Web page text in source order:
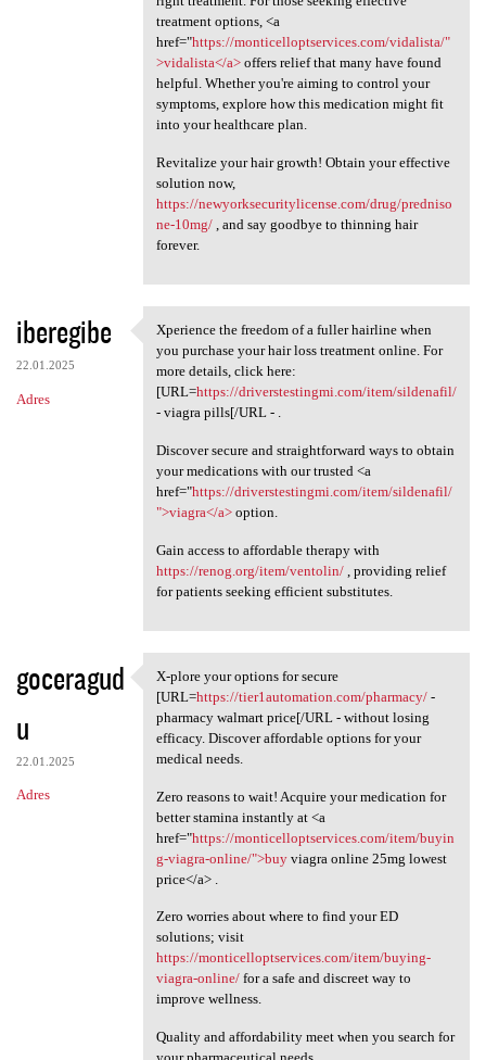
treatment options, <a
href="https://monticelloptservices.com/vidalista/"
>vidalista</a>offers relief that many have found
helpful. Whether you're aiming to control your
symptoms, explore how this medication might fit
into your healthcare plan.
Revitalize your hair growth! Obtain your effective
solution now,
https://newyorksecuritylicense.com/drug/predniso
ne-10mg/, and say goodbye to thinning hair
forever.
iberegibe
22.01.2025
Adres
Xperience the freedom of a
Xperience the freedom of a fuller hairline when
you purchase your hair loss treatment online. For
more details, click here:
[URL=https://driverstestingmi.com/item/sildenafil/
- viagra pills[/URL - .
Discover secure and straightforward ways to obtain
your medications with our trusted <a
href="https://driverstestingmi.com/item/sildenafil/
">viagra</a>option.
Gain access to affordable therapy with
https://renog.org/item/ventolin/, providing relief
for patients seeking efficient substitutes.
goceragud
u
22.01.2025
Adres
X-plore your options for
X-plore your options for secure
[URL=https://tier1automation.com/pharmacy/-
pharmacy walmart price[/URL - without losing
efficacy. Discover affordable options for your
medical needs.
Zero reasons to wait! Acquire your medication for
better stamina instantly at <a
href="https://monticelloptservices.com/item/buyin
g-viagra-online/">buyviagra online 25mg lowest
price</a> .
Zero worries about where to find your ED
solutions; visit
https://monticelloptservices.com/item/buying-
viagra-online/for a safe and discreet way to
improve wellness.
Quality and affordability meet when you search for